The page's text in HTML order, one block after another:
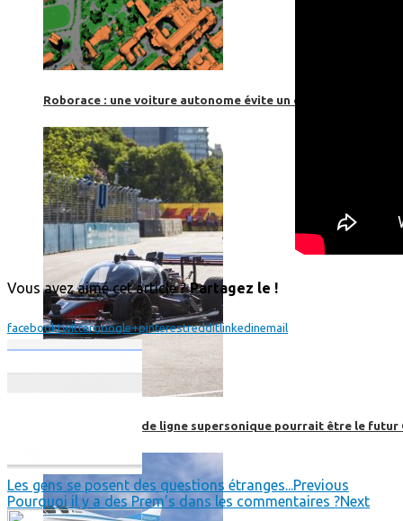
Roborace : une voiture autonome évite un chien mais se
Boom, cet avion de ligne supersonique pourrait être le futur
Vous avez aimé cet article ?Partagez le !
facebooktwittergoogle+pinterestredditlinkedinemail
Les gens se posent des questions étranges...Previous
Pourquoi il y a des Prem's dans les commentaires ?Next